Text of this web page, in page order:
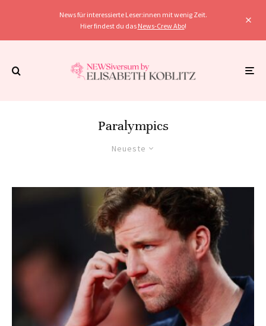
News für interessierte Leser:innen mit wenig Zeit.
Hier findest du das News-Crew Abo!
Paralympics
Neueste